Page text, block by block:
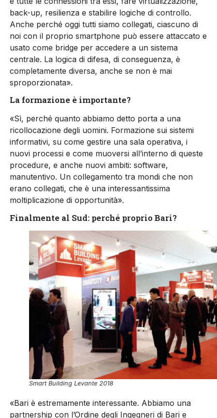
back-up, resilienza e stabilire logiche di controllo.
Anche perché oggi tutti siamo collegati, ciascuno di
noi con il proprio smartphone può essere attaccato e
usato come bridge per accedere a un sistema
centrale. La logica di difesa, di conseguenza, è
completamente diversa, anche se non è mai
sproporzionata».
La formazione è importante?
«Sì, perché quanto abbiamo detto porta a una
ricollocazione degli uomini. Formazione sui sistemi
informativi, su come gestire una sala operativa, i
nuovi processi e come muoversi all’interno di queste
procedure, e anche nuovi ambiti: software,
manutentivo. Un collegamento tra mondi che non
erano collegati, che è una interessantissima
moltiplicazione di opportunità».
Finalmente al Sud: perché proprio Bari?
Smart Building Levante 2018
«Bari è estremamente interessante. Abbiamo una
partnership con l’Ordine degli Ingegneri di Bari e